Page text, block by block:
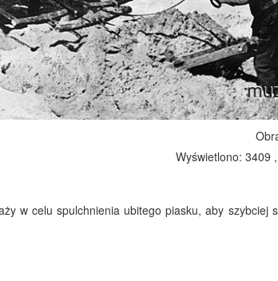
Wyświetlono: 3409
w celu spulchnienia ubitego piasku, aby szybciej